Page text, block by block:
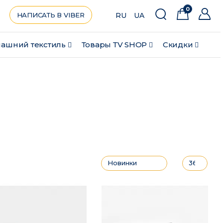
текстиль Товары ТV SHOP Скидки
НАПИСАТЬ В VIBER RU UA
0